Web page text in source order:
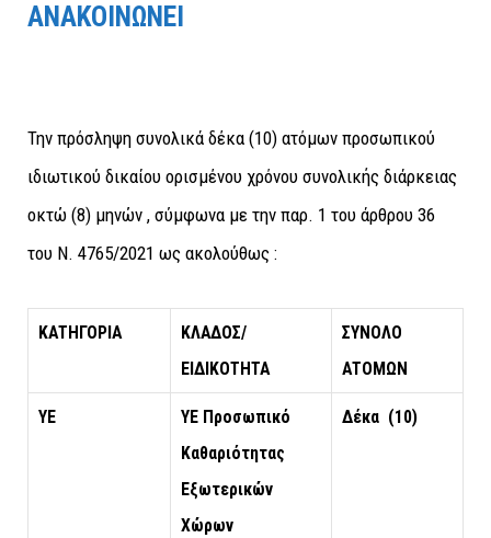
ΑΝΑΚΟΙΝΩΝΕΙ
Την πρόσληψη συνολικά δέκα (10) ατόμων προσωπικού
ιδιωτικού δικαίου ορισμένου χρόνου συνολικής διάρκειας
οκτώ (8) μηνών , σύμφωνα με την παρ. 1 του άρθρου 36
του Ν. 4765/2021 ως ακολούθως :
ΚΑΤΗΓΟΡΙΑ
ΚΛΑΔΟΣ/
ΕΙΔΙΚΟΤΗΤΑ
ΣΥΝΟΛΟ
ΑΤΟΜΩΝ
ΥΕ
ΥΕ Προσωπικό
Καθαριότητας
Εξωτερικών
Χώρων
Δέκα (10)